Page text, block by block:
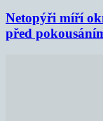
Netopýři míří
před